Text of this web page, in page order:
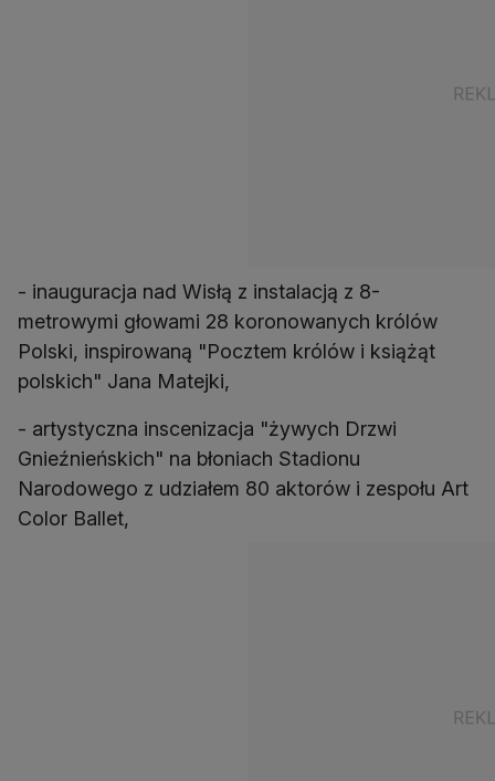
- inauguracja nad Wisłą z instalacją z 8-
metrowymi głowami 28 koronowanych królów
Polski, inspirowaną "Pocztem królów i książąt
polskich" Jana Matejki,
- artystyczna inscenizacja "żywych Drzwi
Gnieźnieńskich" na błoniach Stadionu
Narodowego z udziałem 80 aktorów i zespołu Art
Color Ballet,